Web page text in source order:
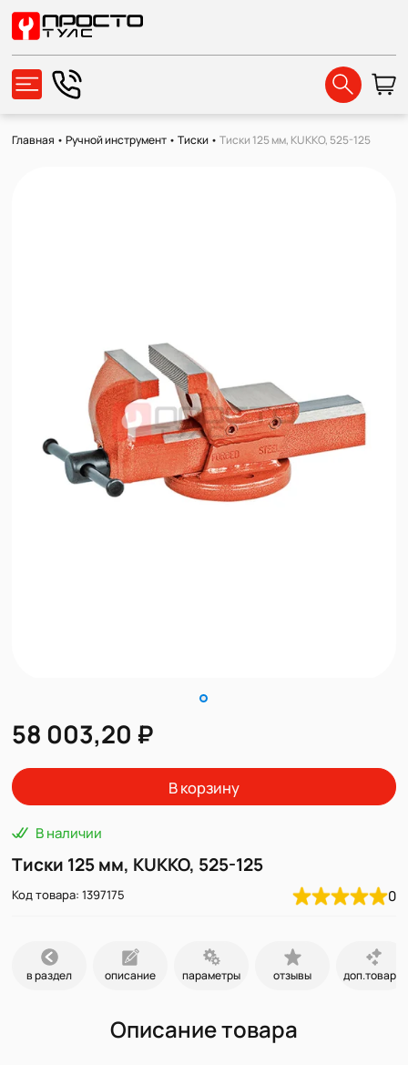
Главная •Ручной инструмент •Тиски •Тиски 125 мм, KUKKO, 525-125
58 003,20 ₽
В корзину
В наличии
Тиски 125 мм, KUKKO, 525-125
Код товара: 1397175 0
в раздел описание параметры отзывы доп.товары
Описание товара